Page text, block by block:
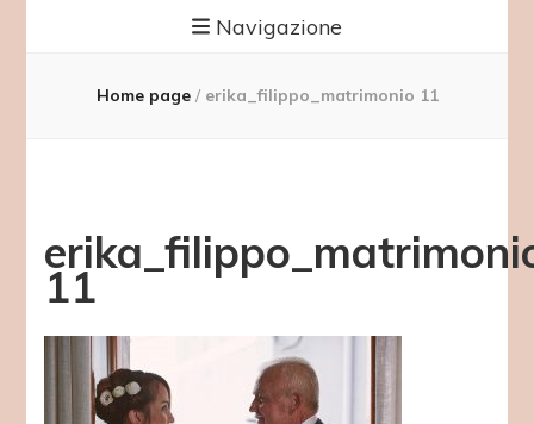
Navigazione
Home page / erika_filippo_matrimonio 11
11